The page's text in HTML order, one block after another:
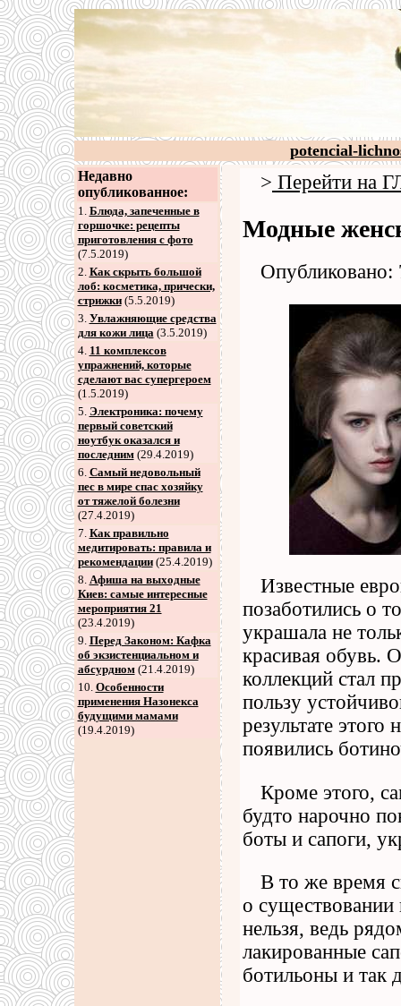
potencial-
Недавно
опубликованное:
1. Блюда, запеченные в
горшочке: рецепты
приготовления с фото
(7.5.2019)
2. Как скрыть большой
лоб: косметика, прически,
стрижки(5.5.2019)
3. Увлажняющие средства
для кожи лица(3.5.2019)
4. 11 комплексов
упражнений, которые
сделают вас супергероем
(1.5.2019)
5. Электроника: почему
первый советский
ноутбук оказался и
последним(29.4.2019)
6. Самый недовольный
пес в мире спас хозяйку
от тяжелой болезни
(27.4.2019)
7. Как правильно
медитировать: правила и
рекомендации(25.4.2019)
8. Афиша на выходные
Киев: самые интересные
мероприятия 21
(23.4.2019)
9. Перед Законом: Кафка
об экзистенциальном и
абсурдном(21.4.2019)
10. Особенности
применения Назонекса
будущими мамами
(19.4.2019)
> Перейти на
Модные
Опубликовано:
Известные
позаботились о
украшала не
красивая обувь.
коллекций стал
пользу
результате
появились
Кроме этого,
будто нарочно
боты и сапоги,
В то же время
о
нельзя, ведь
лакированные
ботильоны и так